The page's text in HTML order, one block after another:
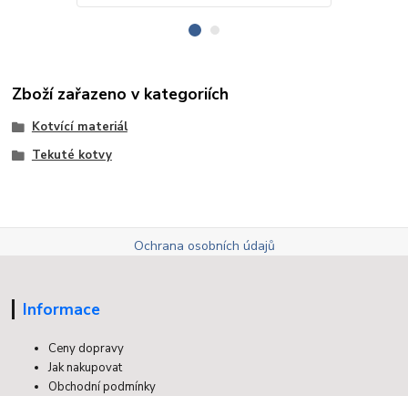
Zboží zařazeno v kategoriích
Kotvící materiál
Tekuté kotvy
Ochrana osobních údajů
Informace
Ceny dopravy
Jak nakupovat
Obchodní podmínky